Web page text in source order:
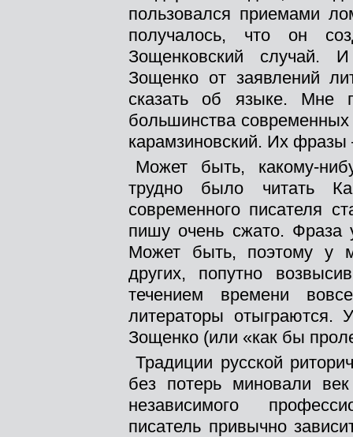
пользовался приемами
получалось, что он
Зощенковский случай.
Зощенко от заявлений
сказать об языке. Мне
большинства
карамзиновский. Их
Может быть, какому-
трудно было читать
современного писателя
пишу очень сжато. Фраза
Может быть, поэтому у
других, попутно
течением времени
литераторы отыграются.
Зощенко (или «как бы
Традиции русской
без потерь миновали
независимого
писатель привычно